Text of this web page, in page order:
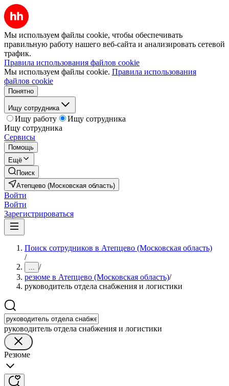
Мы используем файлы cookie, чтобы обеспечивать
правильную работу нашего веб-сайта и анализировать сетевой
трафик.
Правила использования файлов cookie
Мы используем файлы cookie. Правила использования
файлов cookie
Понятно
Ищу сотрудника
Ищу работу
Ищу сотрудника
Ищу сотрудника
Сервисы
Помощь
Ещё
Поиск
Атепцево (Московская область)
Войти
Войти
Зарегистрироваться
Поиск сотрудников в Атепцево (Московская область)
/
... /
резюме в Атепцево (Московская область)/
руководитель отдела снабжения и логистики
руководитель отдела снабжения и логистики
Резюме